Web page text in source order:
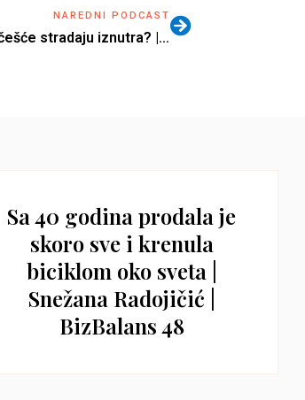
NAREDNI PODCAST
Zašto „dobre žene“ najčešće stradaju iznutra? | Nataša Vukoje | Biz Balans 44
Sa 40 godina prodala je
skoro sve i krenula
biciklom oko sveta |
Snežana Radojičić |
BizBalans 48